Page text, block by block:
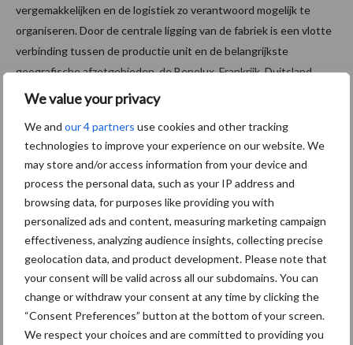
We value your privacy
We and our 4 partners use cookies and other tracking
technologies to improve your experience on our website. We
may store and/or access information from your device and
process the personal data, such as your IP address and
browsing data, for purposes like providing you with
personalized ads and content, measuring marketing campaign
effectiveness, analyzing audience insights, collecting precise
geolocation data, and product development. Please note that
your consent will be valid across all our subdomains. You can
change or withdraw your consent at any time by clicking the
“Consent Preferences” button at the bottom of your screen.
We respect your choices and are committed to providing you
vergemakkelijken en de logistiek zo verantwoord mogelijk te
organiseren. Door de centrale ligging van de fabriek is een vlotte
verbinding tussen de productie unit en de belangrijkste
geografische afzetgebieden, de Benelux, Frankrijk, Duitsland,
Groot-Brittannië en Zwitserland verzekerd.
bijzonder en biedt louter voordelen. Beide ondernemingen blijven
onafhankelijk van elkaar opereren, mét hun eigen producten en
formules, maar met de intentie om hun knowhow intensief te
“Wij kunnen heel wat van elkaar leren,” aldus Vandeputte. “en
kijken ernaar uit om met Greenspeed samen te werken voor de
ontwikkeling van innovatieve duurzame oplossingen.”
Aanbevolen voor jou! Lees meer
artikelen